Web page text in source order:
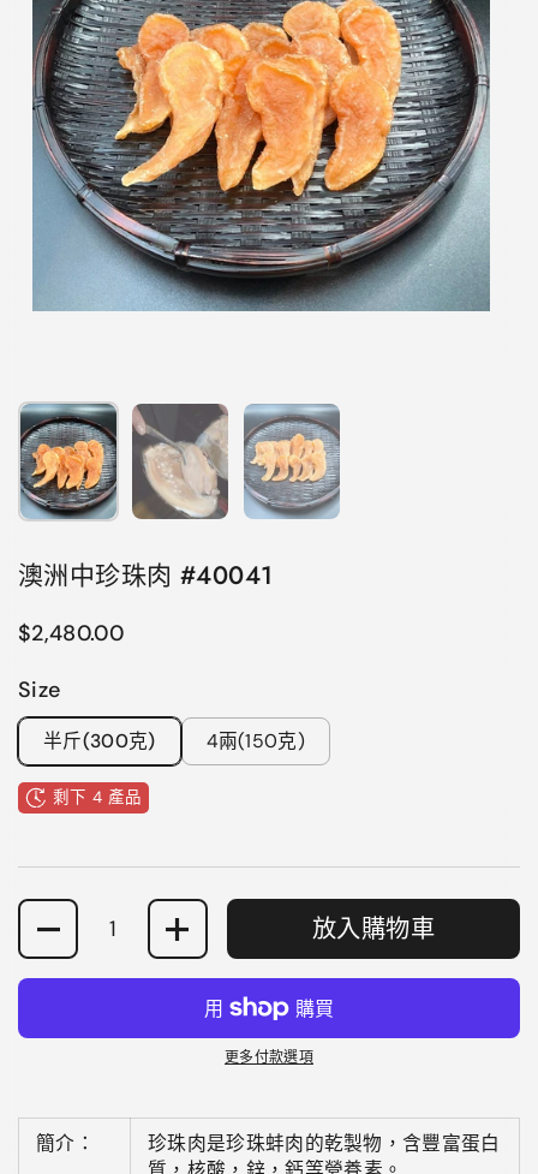
顯示投影片 1 顯示投影片 2顯示投影片 3
澳洲中珍珠肉 #40041
正常價格
$2,480.00
Size
半斤(300克) 4兩(150克)
剩下 4 產品
數量
放入購物車
更多付款選項
簡介： 珍珠肉是珍珠蚌肉的乾製物 ，含豐富蛋白